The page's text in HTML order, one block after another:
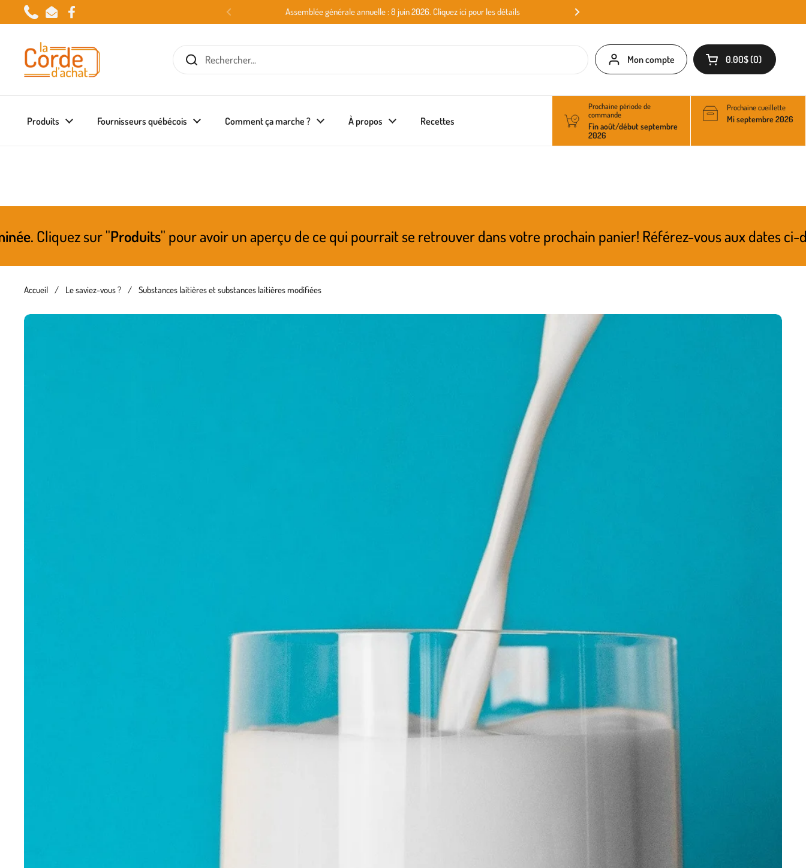
Passer au contenu
PhoneEmailFacebook
Assemblée générale annuelle : 8 juin 2026. Cliquez ici pour les détails
Mon compte Ouvrir le panier
0.00$ 0
Produits Fournisseurs québécois Comment ça marche ? À propos Recettes
Prochaine période de
commande
Fin août/début septembre
2026
Prochaine cueillette
Mi septembre 2026
''Produits'' pour avoir un aperçu de ce qui pourrait se retrouver dans votre prochain panier! Référez-vous aux dates ci-dessus pour
Accueil / Le saviez-vous ? / Substances laitières et substances laitières modifiées